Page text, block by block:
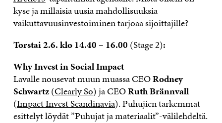
kyse ja millaisia uusia mahdollisuuksia
vaikuttavuusinvestoiminen tarjoaa sijoittajille?
Torstai 2.6. klo 14.40 – 16.00 (Stage 2):
Why Invest in Social Impact
Lavalle nousevat muun muassa CEORodney
Schwartz(Clearly So) ja CEORuth Brännvall
(Impact Invest Scandinavia). Puhujien tarkemmat
esittelyt löydät ”Puhujat ja materiaalit”-välilehdeltä.